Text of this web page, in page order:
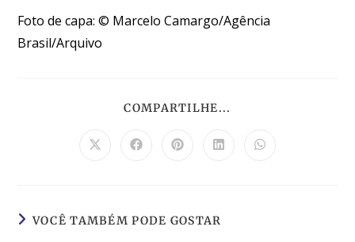
Foto de capa: © Marcelo Camargo/Agência
Brasil/Arquivo
COMPARTILHE...
VOCÊ TAMBÉM PODE GOSTAR